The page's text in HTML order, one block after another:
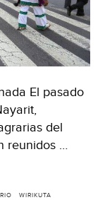
El pasado
del
reunidos …
WIRIKUTA